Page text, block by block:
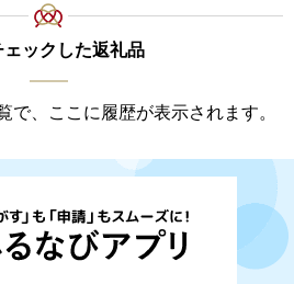
ックした返礼品
で、ここに履歴が表示されます。